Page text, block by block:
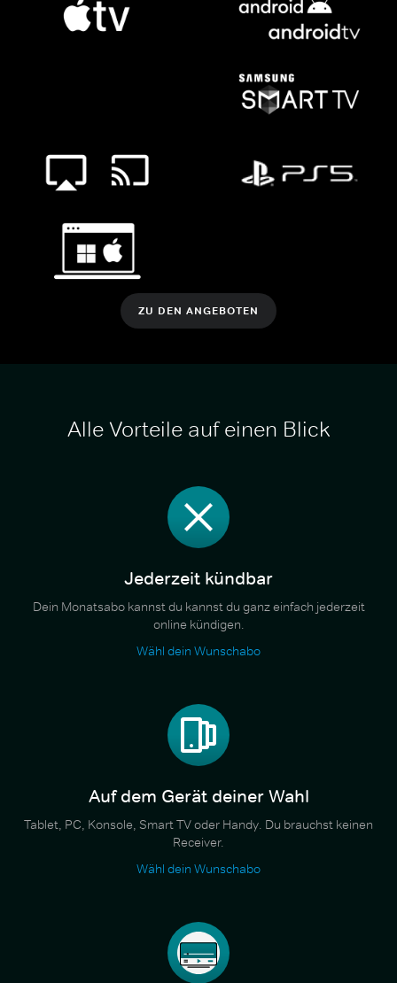
ZU DEN ANGEBOTEN
Alle Vorteile auf einen Blick
Jederzeit kündbar
Dein Monatsabo kannst du kannst du ganz einfach jederzeit
online kündigen.
Wähl dein Wunschabo
Auf dem Gerät deiner Wahl
Tablet, PC, Konsole, Smart TV oder Handy. Du brauchst keinen
Receiver.
Wähl dein Wunschabo